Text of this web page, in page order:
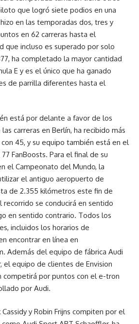
que logró siete podios en una
en las temporadas dos, tres y
en 62 carreras hasta el
que incluso es superado por solo
ha completado la mayor cantidad
E y es el único que ha ganado
de parrilla diferentes hasta el
está por delante a favor de los
carreras en Berlín, ha recibido más
45, y su equipo también está en el
FanBoosts. Para el final de su
el Campeonato del Mundo, la
el antiguo aeropuerto de
de 2.355 kilómetros este fin de
recorrido se conducirá en sentido
en sentido contrario. Todos los
incluidos los horarios de
encontrar en línea en
Además del equipo de fábrica Audi
el equipo de clientes de Envision
competirá por puntos con el e-tron
por Audi.
y Robin Frijns compiten por el